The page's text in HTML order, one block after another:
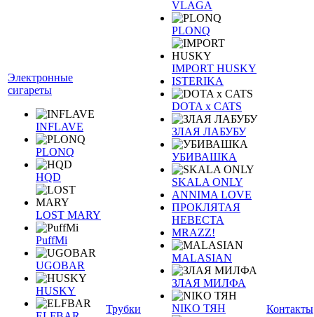
Электронные
сигареты
INFLAVE
PLONQ
HQD
LOST MARY
PuffMi
UGOBAR
HUSKY
Трубки
VLAGA
PLONQ
IMPORT HUSKY
ISTERIKA
DOTA x CATS
ЗЛАЯ ЛАБУБУ
УБИВАШКА
SKALA ONLY
ANNIMA LOVE
ПРОКЛЯТАЯ
НЕВЕСТА
MRAZZ!
MALASIAN
ЗЛАЯ МИЛФА
NIKO ТЯН Контакты